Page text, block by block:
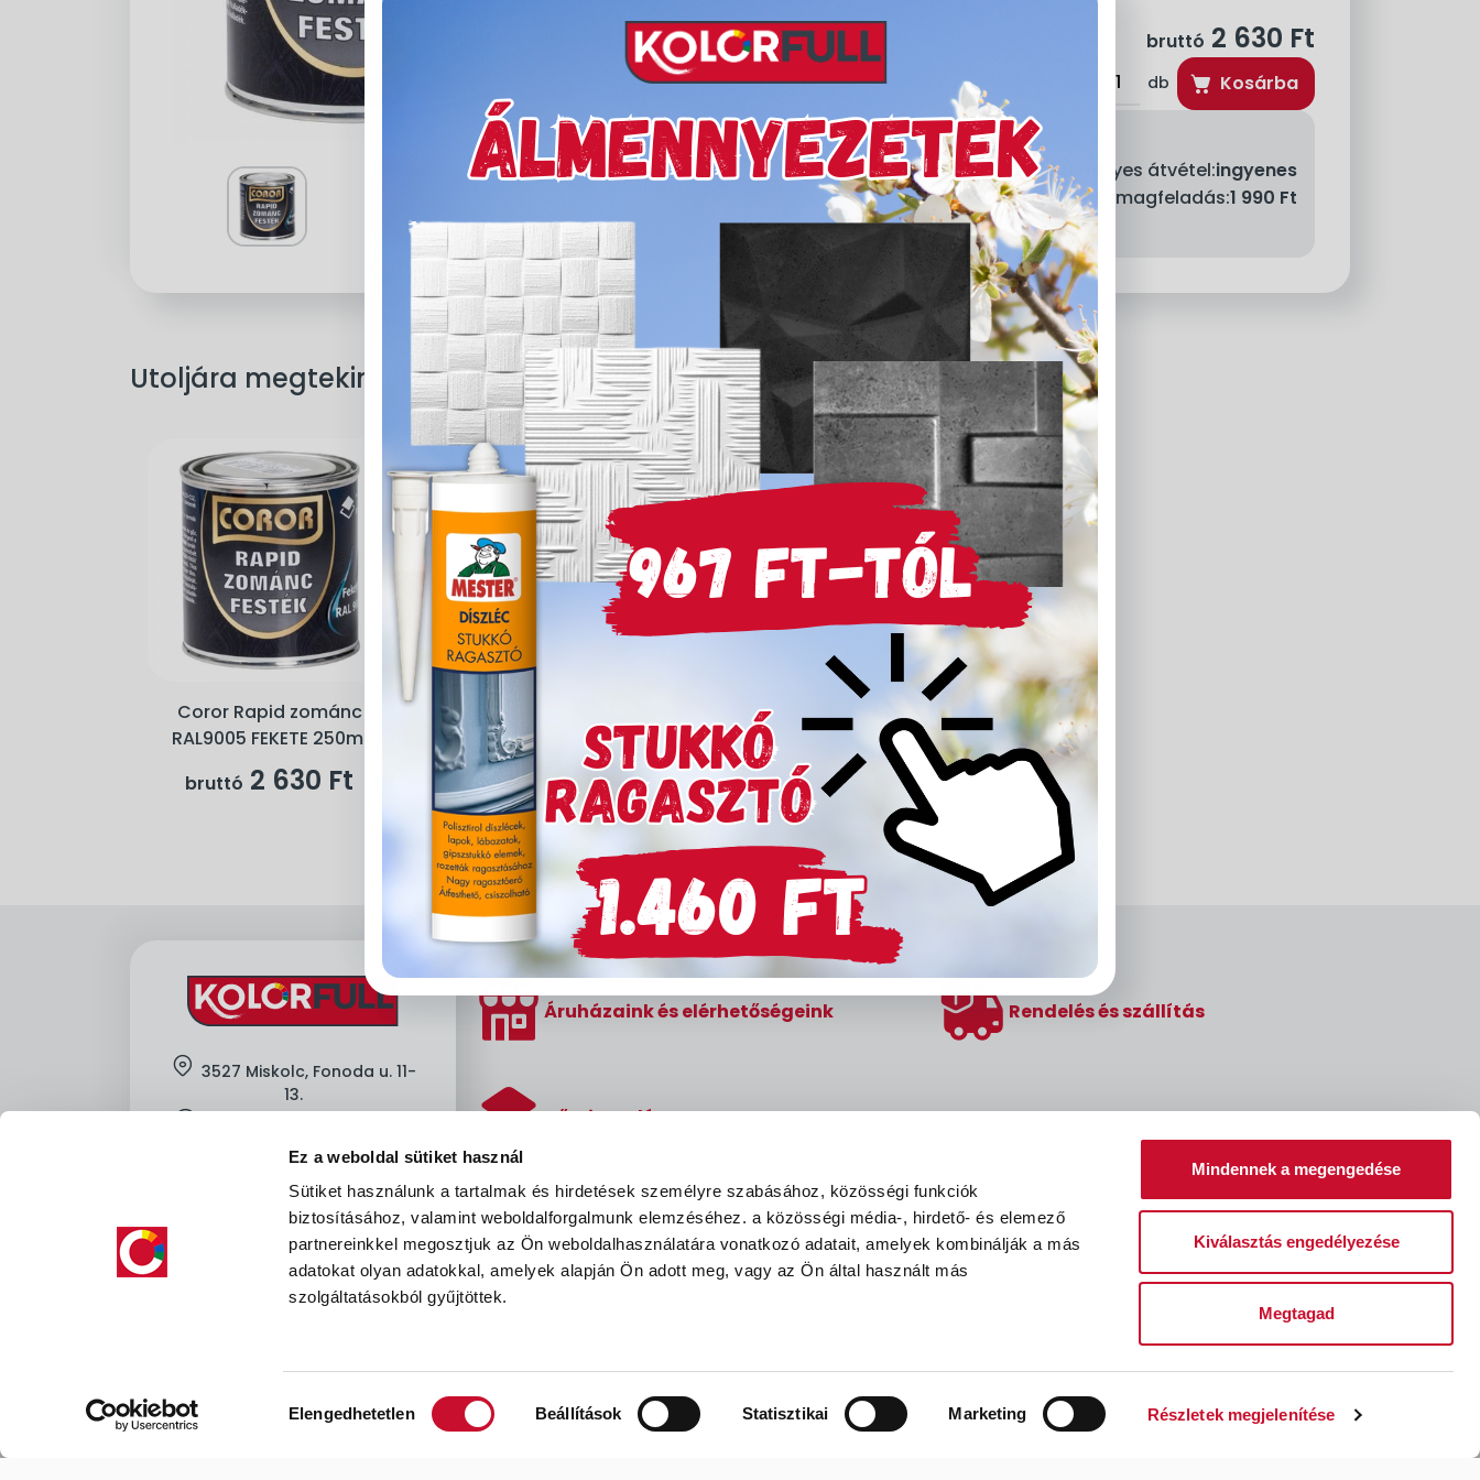
Ez a weboldal sütiket használ
Sütiket használunk a tartalmak és hirdetések személyre szabásához, közösségi funkciók
biztosításához, valamint weboldalforgalmunk elemzéséhez. a közösségi média-, hirdető- és elemező
partnereinkkel megosztjuk az Ön weboldalhasználatára vonatkozó adatait, amelyek kombinálják a más
adatokat olyan adatokkal, amelyek alapján Ön adott meg, vagy az Ön által használt más
szolgáltatásokból gyűjtöttek.
kiválasztása
Elengedhetetlen Beállítások Statisztikai Marketing Részletek megjelenítése
Mindennek a megengedése
Kiválasztás engedélyezése
Megtagad
Készleten
bruttó 2 630 Ft
db Kosárba
delivery Szállítási díjak:
Személyes átvétel:ingyenes
Kiszállítás - MPL csomagfeladás:1 990 Ft
Utoljára megtekintett termékek
Coror Rapid zománc
RAL9005 FEKETE 250ml
bruttó 2 630 Ft
Áruházaink és elérhetőségeink Rendelés és szállítás
Hőszigetelés
location 3527 Miskolc, Fonoda u. 11-
13.
clock
facebookinstagraminstagram